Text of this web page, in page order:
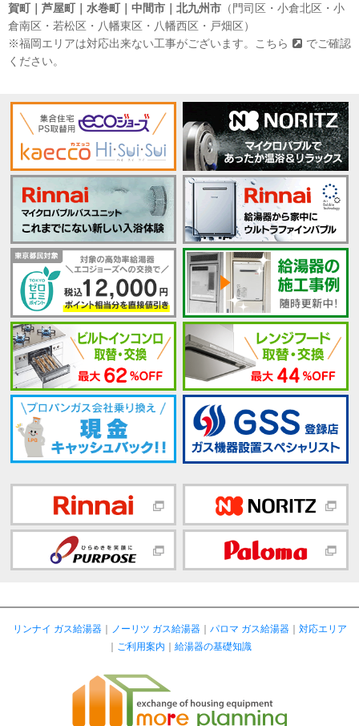
賀町｜芦屋町｜水巻町｜中間市｜北九州市 （門司区・小倉北区・小
倉南区・若松区・八幡東区・八幡西区・戸畑区）
※福岡エリアは対応出来ない工事がございます。
こちら
でご確認
ください。
リンナイ ガス給湯器｜ ノーリツ ガス給湯器｜ パロマ ガス給湯器｜ 対応エリア
ご利用案内 給湯器の基礎知識